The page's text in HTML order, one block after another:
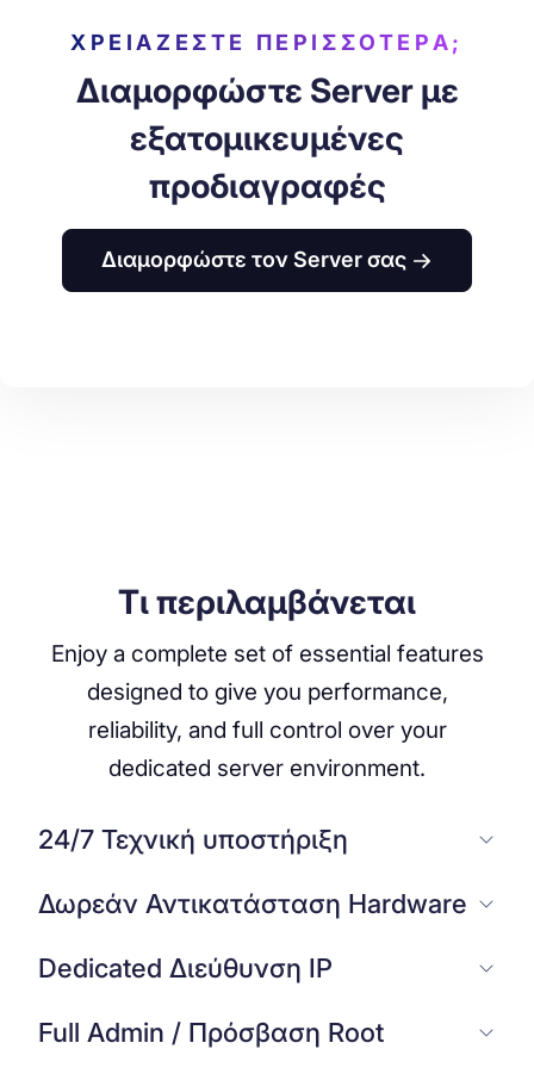
ΧΡΕΙΆΖΕΣΤΕ ΠΕΡΙΣΣΌΤΕΡΑ;
Διαμορφώστε Server με
εξατομικευμένες
προδιαγραφές
Διαμορφώστε τον Server σας
Τι περιλαμβάνεται
Enjoy a complete set of essential features
designed to give you performance,
reliability, and full control over your
dedicated server environment.
24/7 Τεχνική υποστήριξη
Δωρεάν Αντικατάσταση Hardware
Dedicated Διεύθυνση IP
Full Admin / Πρόσβαση Root